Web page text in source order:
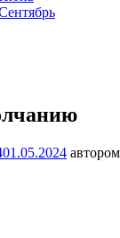
01.05.2024 автором